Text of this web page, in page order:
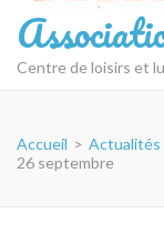
Centre de loisirs et
Accueil > Actualités
26 septembre